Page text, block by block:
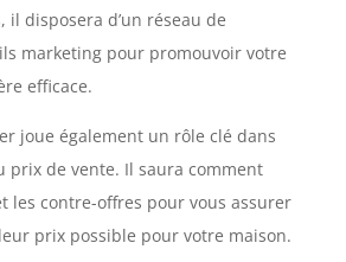
il disposera d’un réseau de
marketing pour promouvoir votre
efficace.
joue également un rôle clé dans
prix de vente. Il saura comment
les contre-offres pour vous assurer
prix possible pour votre maison.